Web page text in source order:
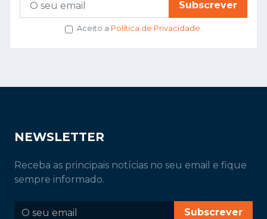
Subscrever
Aceito a Política de Privacidade.
NEWSLETTER
Receba as principais notícias no seu email e fique
sempre informado.
Subscrever